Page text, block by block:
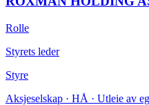
Rolle
Styrets leder
Styre
Aksjeselskap · HÅ · Utleie av